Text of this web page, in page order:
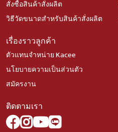
สั่งซื้อสินค้าสั่งผลิต
วิธีวัดขนาดสำหรับสินค้าสั่งผลิต
เรื่องราวลูกค้า
ตัวแทนจำหน่าย Kacee
นโยบายความเป็นส่วนตัว
สมัครงาน
ติดตามเรา